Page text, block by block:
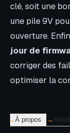
clé, soit une
une pile 9V
ouverture.
jour de
corriger des
optimiser la
À propos